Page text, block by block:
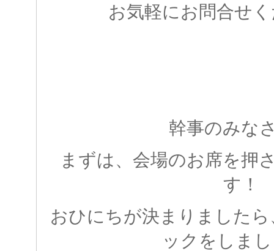
お気軽にお問合せ
幹事のみな
まずは、会場のお席を押
す！
おひにちが決まりました
ックをしま